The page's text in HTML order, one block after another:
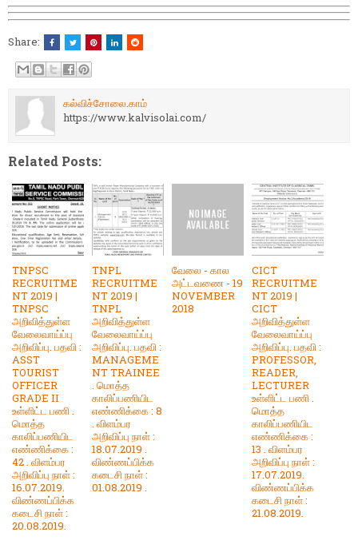
Share:
கல்விச்சோலை.காம்
https://www.kalvisolai.com/
Related Posts:
TNPSC
RECRUITME
NT 2019 |
TNPSC
அறிவித்துள்ள
வேலைவாய்ப்பு
அறிவிப்பு. பதவி :
ASST
TOURIST
OFFICER
GRADE II
உள்ளிட்ட பணி .
மொத்த
காலிப்பணியிட
எண்ணிக்கை :
42 . விளம்பர
அறிவிப்பு நாள் :
16.07.2019.
விண்ணப்பிக்க
கடைசி நாள் :
20.08.2019.
TNPL
RECRUITME
NT 2019 |
TNPL
அறிவித்துள்ள
வேலைவாய்ப்பு
அறிவிப்பு. பதவி :
MANAGEME
NT TRAINEE
. மொத்த
காலிப்பணியிட
எண்ணிக்கை : 8
. விளம்பர
அறிவிப்பு நாள் :
18.07.2019 .
விண்ணப்பிக்க
கடைசி நாள் :
01.08.2019 .
வேலை - கால
அட்டவணை - 19
NOVEMBER
2018
CICT
RECRUITME
NT 2019 |
CICT
அறிவித்துள்ள
வேலைவாய்ப்பு
அறிவிப்பு. பதவி :
PROFESSOR,
READER,
LECTURER
உள்ளிட்ட பணி .
மொத்த
காலிப்பணியிட
எண்ணிக்கை :
13 . விளம்பர
அறிவிப்பு நாள் :
17.07.2019.
விண்ணப்பிக்க
கடைசி நாள் :
21.08.2019.